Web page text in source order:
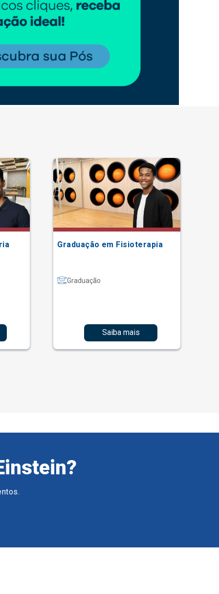
Graduação em Fisioterapia
Graduação
Saiba mais